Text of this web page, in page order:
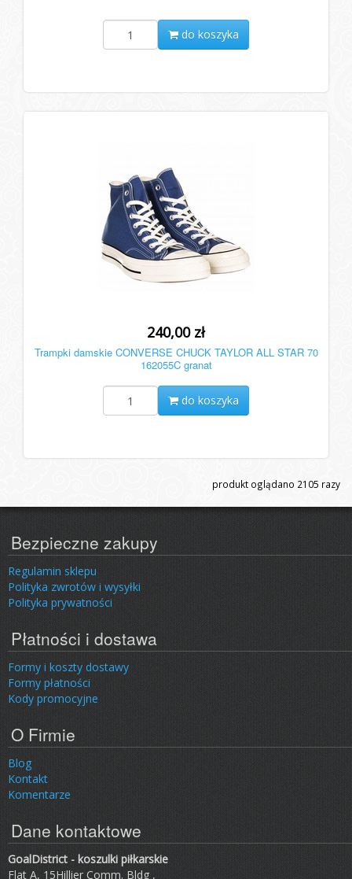
do koszyka
240,00 zł
Trampki damskie CONVERSE CHUCK TAYLOR ALL STAR 70
162055C granat
do koszyka
produkt oglądano 2105 razy
Bezpieczne zakupy
Regulamin sklepu
Polityka zwrotów i wysyłki
Polityka prywatności
Płatności i dostawa
Formy i koszty dostawy
Formy płatności
Kody promocyjne
O Firmie
Blog
Kontakt
Komentarze
Dane kontaktowe
GoalDistrict - koszulki piłkarskie
Flat A, 15Hillier Comm. Bldg ,